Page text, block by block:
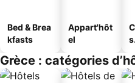
Bed & Brea
kfasts
Appart'hôt
el
s
s
Grèce : catégories